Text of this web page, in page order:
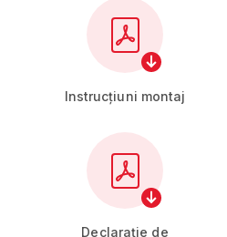
Instrucțiuni montaj
Declarație de